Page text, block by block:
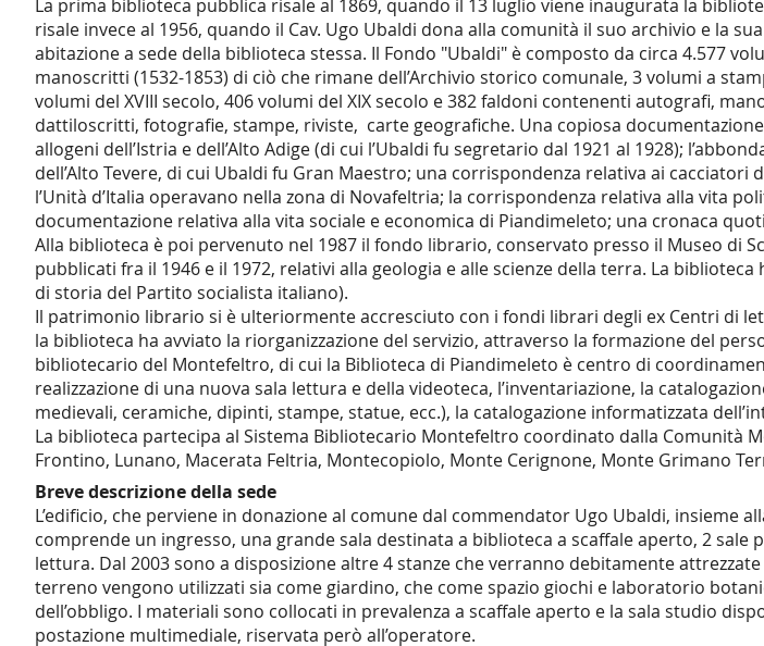
La prima biblioteca pubblica risale al 1869, quando il 13 luglio viene inaugurata la
risale invece al 1956, quando il Cav. Ugo Ubaldi dona alla comunità il suo archivio e la
abitazione a sede della biblioteca stessa. Il Fondo "Ubaldi" è composto da circa 4.577
manoscritti (1532-1853) di ciò che rimane dell’Archivio storico comunale, 3 volumi a
volumi del XVIII secolo, 406 volumi del XIX secolo e 382 faldoni contenenti autografi,
dattiloscritti, fotografie, stampe, riviste, carte geografiche. Una copiosa
allogeni dell’Istria e dell’Alto Adige (di cui l’Ubaldi fu segretario dal 1921 al 1928);
dell’Alto Tevere, di cui Ubaldi fu Gran Maestro; una corrispondenza relativa ai
l’Unità d’Italia operavano nella zona di Novafeltria; la corrispondenza relativa alla vita
documentazione relativa alla vita sociale e economica di Piandimeleto; una cronaca
Alla biblioteca è poi pervenuto nel 1987 il fondo librario, conservato presso il Museo di
pubblicati fra il 1946 e il 1972, relativi alla geologia e alle scienze della terra. La
di storia del Partito socialista italiano).
Il patrimonio librario si è ulteriormente accresciuto con i fondi librari degli ex Centri di
la biblioteca ha avviato la riorganizzazione del servizio, attraverso la formazione del
bibliotecario del Montefeltro, di cui la Biblioteca di Piandimeleto è centro di
realizzazione di una nuova sala lettura e della videoteca, l’inventariazione, la
medievali, ceramiche, dipinti, stampe, statue, ecc.), la catalogazione informatizzata
La biblioteca partecipa al Sistema Bibliotecario Montefeltro coordinato dalla Comunità
Frontino, Lunano, Macerata Feltria, Montecopiolo, Monte Cerignone, Monte Grimano
Breve descrizione della sede
L’edificio, che perviene in donazione al comune dal commendator Ugo Ubaldi, insieme
comprende un ingresso, una grande sala destinata a biblioteca a scaffale aperto, 2 sale
lettura. Dal 2003 sono a disposizione altre 4 stanze che verranno debitamente
terreno vengono utilizzati sia come giardino, che come spazio giochi e laboratorio
dell’obbligo. I materiali sono collocati in prevalenza a scaffale aperto e la sala studio
postazione multimediale, riservata però all’operatore.